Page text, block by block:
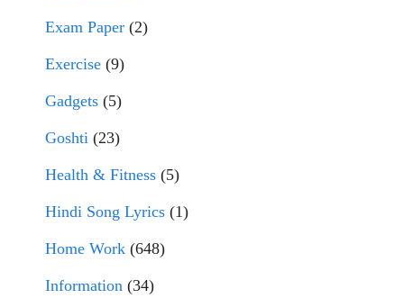
Exam Paper (2)
Exercise (9)
Gadgets (5)
Goshti (23)
Health & Fitness (5)
Hindi Song Lyrics (1)
Home Work (648)
Information (34)